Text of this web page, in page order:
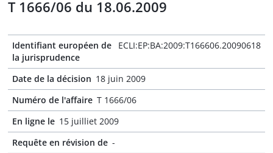
T 1666/06 du 18.06.2009
Identifiant européen de
la jurisprudence
ECLI:EP:BA:2009:T166606.20090618
Date de la décision 18 juin 2009
Numéro de l'affaire T 1666/06
En ligne le 15 juilliet 2009
Requête en révision de -